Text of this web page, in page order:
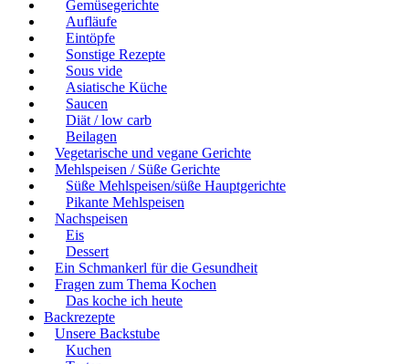
Gemüsegerichte
Aufläufe
Eintöpfe
Sonstige Rezepte
Sous vide
Asiatische Küche
Saucen
Diät / low carb
Beilagen
Vegetarische und vegane Gerichte
Mehlspeisen / Süße Gerichte
Süße Mehlspeisen/süße Hauptgerichte
Pikante Mehlspeisen
Nachspeisen
Eis
Dessert
Ein Schmankerl für die Gesundheit
Fragen zum Thema Kochen
Das koche ich heute
Backrezepte
Unsere Backstube
Kuchen